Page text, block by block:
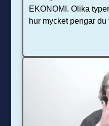
EKONOMI. Olika
hur mycket pengar